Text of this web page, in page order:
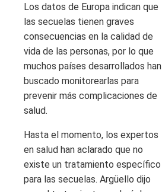
Los datos de Europa indican que
las secuelas tienen graves
consecuencias en la calidad de
vida de las personas, por lo que
muchos países desarrollados han
buscado monitorearlas para
prevenir más complicaciones de
salud.
Hasta el momento, los expertos
en salud han aclarado que no
existe un tratamiento específico
para las secuelas. Argüello dijo